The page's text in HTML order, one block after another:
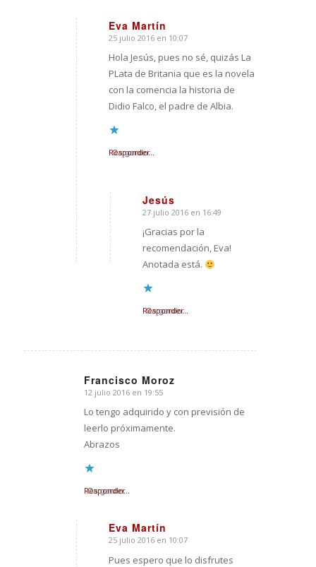
Eva Martín
Dice:
25 julio 2016 en 10:07
Hola Jesús, pues no sé, quizás La
PLata de Britania que es la novela
con la comencia la historia de
Didio Falco, el padre de Albia.
Cargando...
Responder
Jesús
Dice:
27 julio 2016 en 16:49
¡Gracias por la
recomendación, Eva!
Anotada está.
Cargando...
Responder
Francisco Moroz
Dice:
12 julio 2016 en 19:55
Lo tengo adquirido y con previsión de
leerlo próximamente.
Abrazos
Cargando...
Responder
Eva Martín
Dice:
25 julio 2016 en 10:07
Pues espero que lo disfrutes